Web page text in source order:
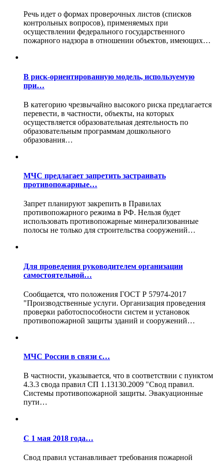
Речь идет о формах проверочных листов (списков
контрольных вопросов), применяемых при
осуществлении федерального государственного
пожарного надзора в отношении объектов, имеющих…
В риск-ориентированную модель, используемую
при…
В категорию чрезвычайно высокого риска предлагается
перевести, в частности, объекты, на которых
осуществляется образовательная деятельность по
образовательным программам дошкольного
образования…
МЧС предлагает запретить застраивать
противопожарные…
Запрет планируют закрепить в Правилах
противопожарного режима в РФ. Нельзя будет
использовать противопожарные минерализованные
полосы не только для строительства сооружений…
Для проведения руководителем организации
самостоятельной…
Сообщается, что положения ГОСТ Р 57974-2017
"Производственные услуги. Организация проведения
проверки работоспособности систем и установок
противопожарной защиты зданий и сооружений…
МЧС России в связи с…
В частности, указывается, что в соответствии с пунктом
4.3.3 свода правил СП 1.13130.2009 "Свод правил.
Системы противопожарной защиты. Эвакуационные
пути…
С 1 мая 2018 года…
Свод правил устанавливает требования пожарной